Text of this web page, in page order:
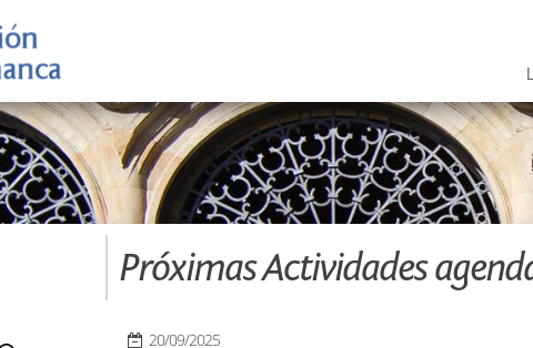
Próximas Actividades
20/09/2025